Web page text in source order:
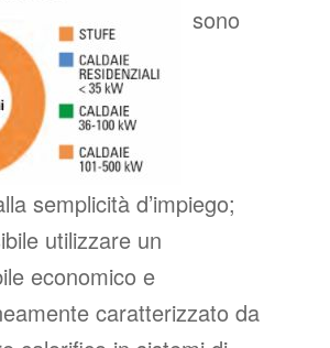
sono
semplicità d’impiego;
utilizzare un
economico e
caratterizzato da